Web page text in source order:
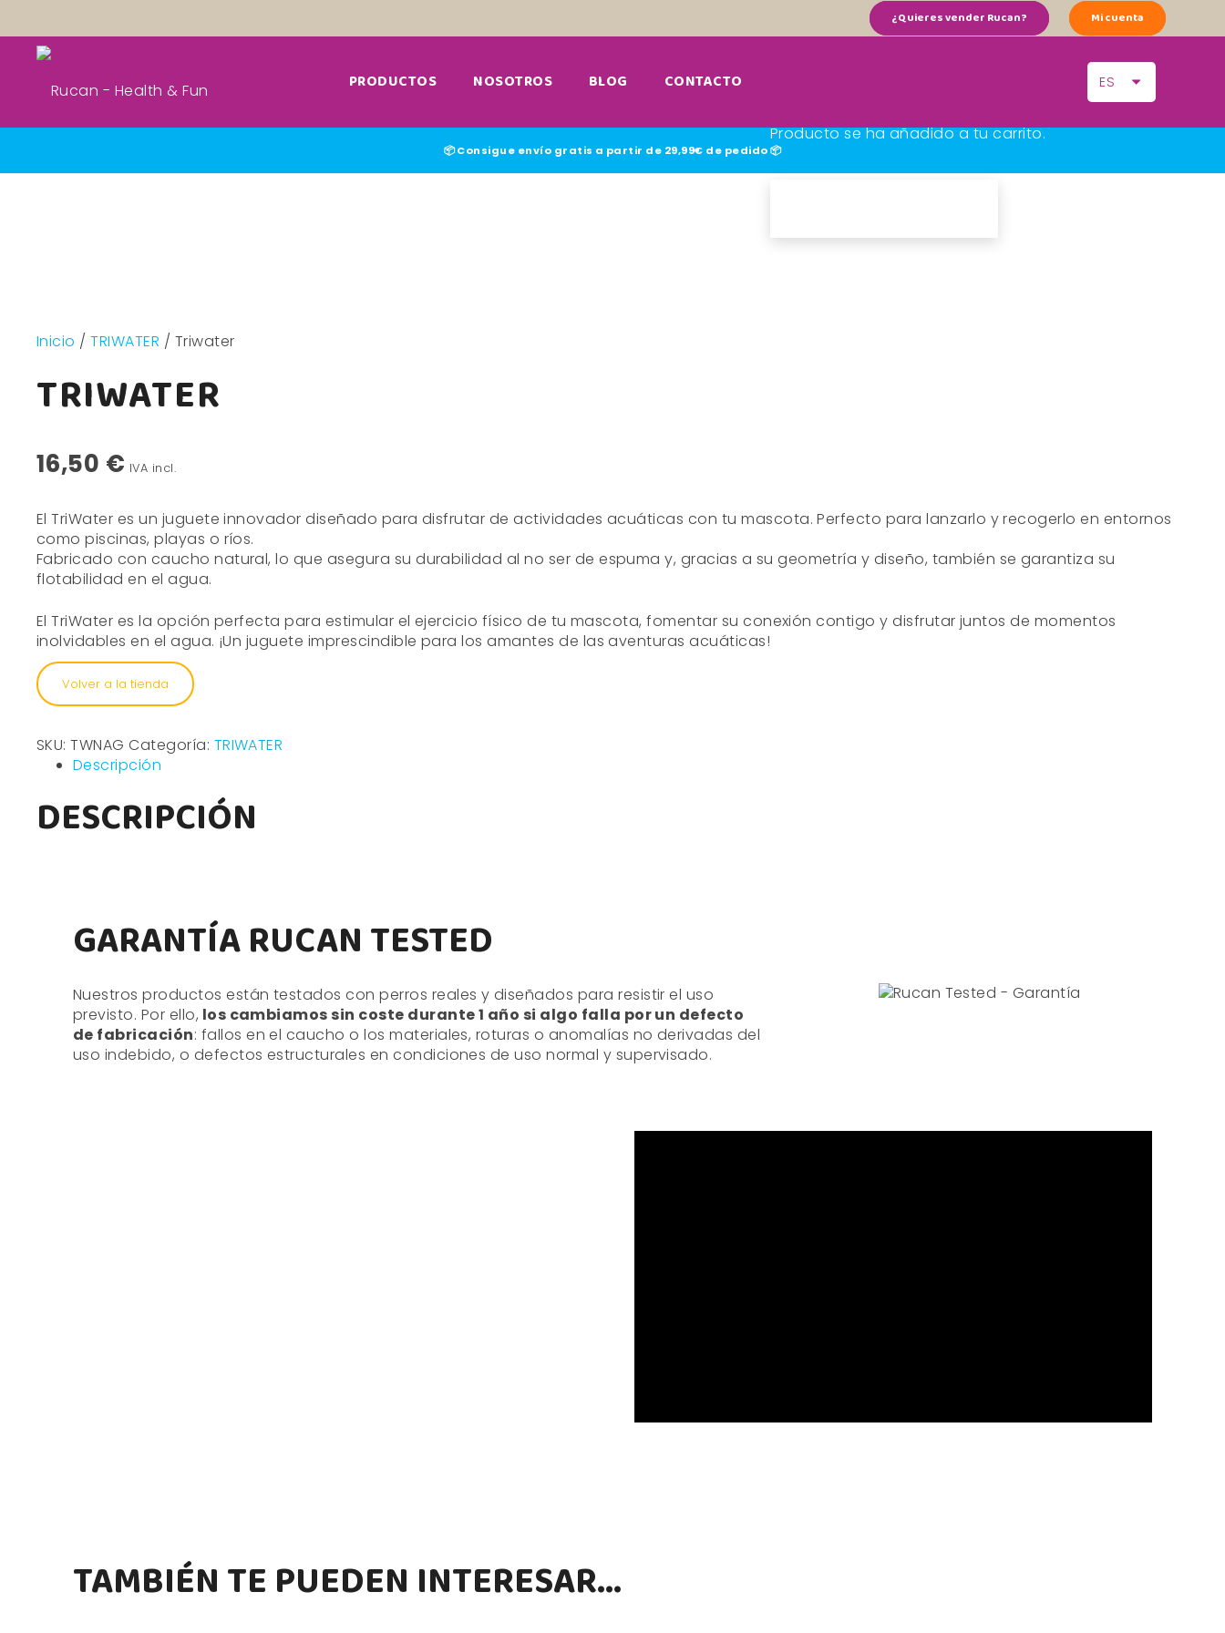
¿Quieres vender Rucan? Mi cuenta
PRODUCTOS NOSOTROS BLOG CONTACTO
Productose ha añadido a tu carrito.
ES
📦 Consigue envío gratis a partir de 29,99€ de pedido 📦
Inicio /TRIWATER / Triwater
TRIWATER
16,50 € IVA incl.
El TriWater es un juguete innovador diseñado para disfrutar de actividades acuáticas con tu mascota. Perfecto para lanzarlo y recogerlo en entornos
como piscinas, playas o ríos.
Fabricado con caucho natural, lo que asegura su durabilidad al no ser de espuma y, gracias a su geometría y diseño, también se garantiza su
flotabilidad en el agua.
El TriWater es la opción perfecta para estimular el ejercicio físico de tu mascota, fomentar su conexión contigo y disfrutar juntos de momentos
inolvidables en el agua. ¡Un juguete imprescindible para los amantes de las aventuras acuáticas!
Volver a la tienda
SKU:TWNAG Categoría: TRIWATER
Descripción
DESCRIPCIÓN
GARANTÍA RUCAN TESTED
Nuestros productos están testados con perros reales y diseñados para resistir el uso
previsto. Por ello, los cambiamos sin coste durante 1 año si algo falla por un defecto
de fabricación: fallos en el caucho o los materiales, roturas o anomalías no derivadas del
uso indebido, o defectos estructurales en condiciones de uso normal y supervisado.
TAMBIÉN TE PUEDEN INTERESAR…